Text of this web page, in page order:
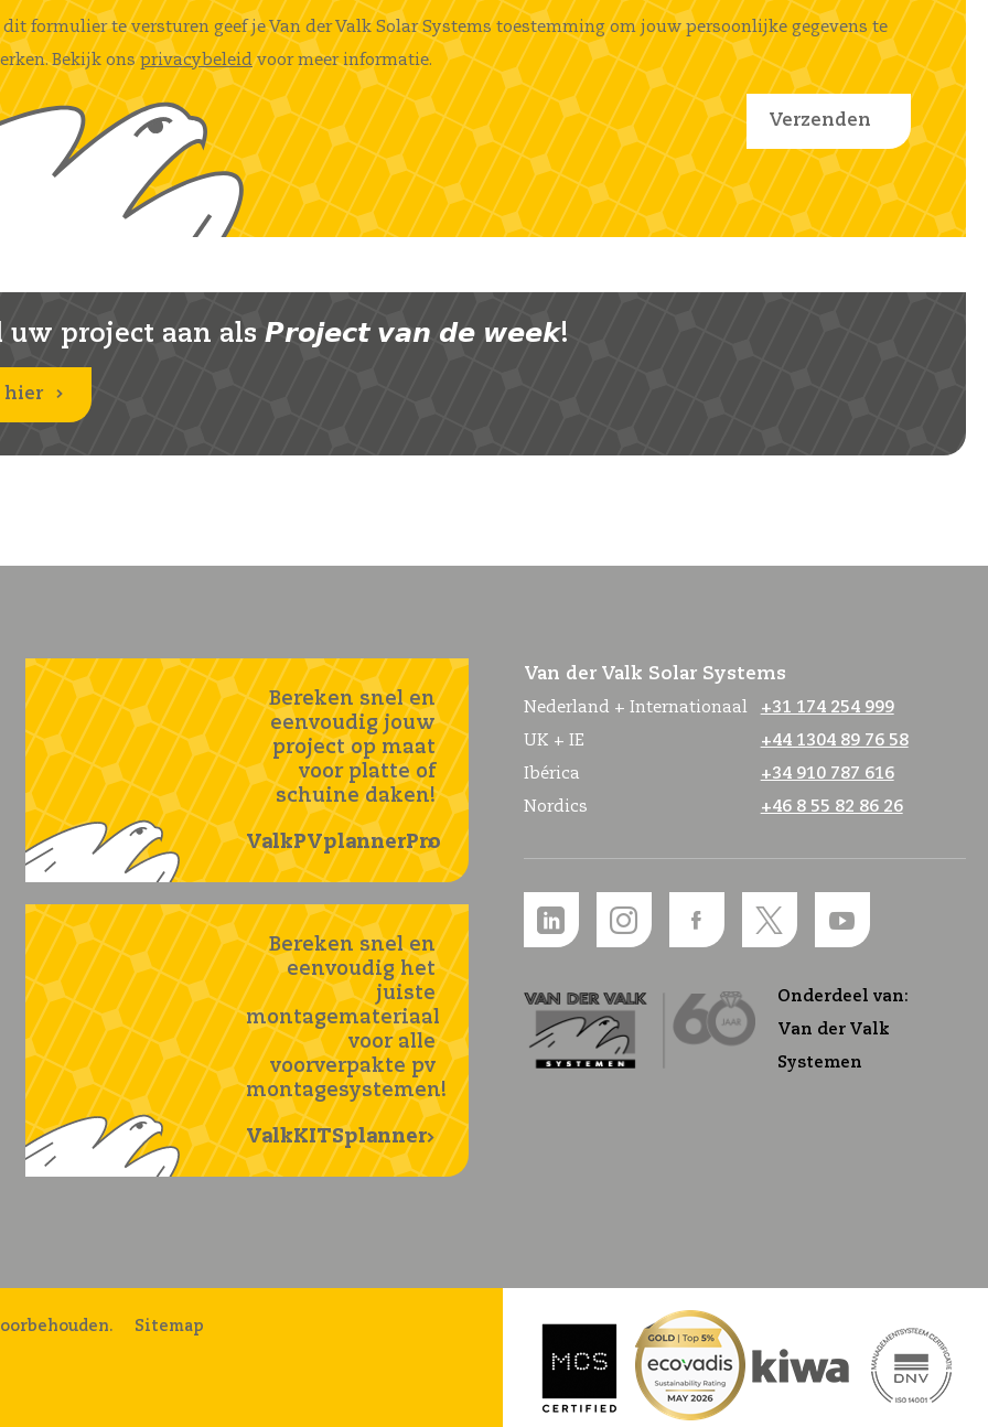
dit formulier te versturen geef je Van der Valk Solar Systems toestemming om jouw persoonlijke gegevens te
Bekijk onsprivacybeleidvoor meer informatie.
uw project aan als 𝙋𝙧𝙤𝙟𝙚𝙘𝙩 𝙫𝙖𝙣 𝙙𝙚 𝙬𝙚𝙚𝙠!
hier
Bereken snel en
eenvoudig jouw
project op maat
voor platte of
schuine daken!
ValkPVplannerPro
Bereken snel en
eenvoudig het
juiste
montagemateriaal
voor alle
voorverpakte pv
montagesystemen!
ValkKITSplanner
Van der Valk Solar Systems
Nederland + Internationaal
+31 174 254 999
UK + IE
+44 1304 89 76 58
Ibérica
+34 910 787 616
Nordics
+46 8 55 82 86 26
Onderdeel van:
Van der Valk
Systemen
Sitemap